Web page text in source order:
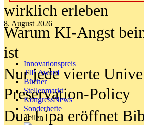
8. August 2026
Innovationspreis
TIP Award
Bücher
Stellenmarkt
KongressNews
Sonderhefte
Teilen
wirklich erleben
Warum KI-Angst
ist
Nur jede vierte
Preservation-Policy
Dua Lipa eröffnet